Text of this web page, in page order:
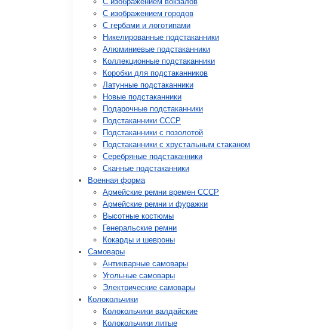
С изображением городов
С гербами и логотипами
Никелированные подстаканники
Алюминиевые подстаканники
Коллекционные подстаканники
Коробки для подстаканников
Латунные подстаканники
Новые подстаканники
Подарочные подстаканники
Подстаканники СССР
Подстаканники с позолотой
Подстаканники с хрустальным стаканом
Серебряные подстаканники
Сканные подстаканники
Военная форма
Армейские ремни времен СССР
Армейские ремни и фуражки
Высотные костюмы
Генеральские ремни
Кокарды и шевроны
Cамовары
Антикварные самовары
Угольные самовары
Электрические самовары
Колокольчики
Колокольчики валдайские
Колокольчики литые